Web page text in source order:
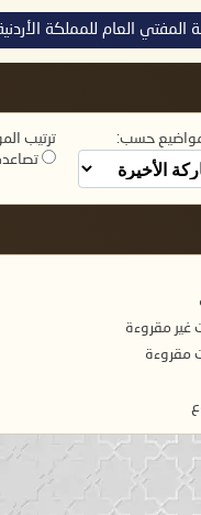
المفتي العام للمملكة
حسب:
ترتيب
مقروءة
مقروءة